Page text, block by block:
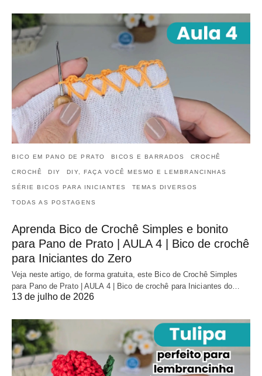
BICO EM PANO DE PRATO BICOS E BARRADOS CROCHÊ
CROCHÊ DIY DIY, FAÇA VOCÊ MESMO E LEMBRANCINHAS
SÉRIE BICOS PARA INICIANTES TEMAS DIVERSOS
TODAS AS POSTAGENS
Aprenda Bico de Crochê Simples e bonito
para Pano de Prato | AULA 4 | Bico de crochê
para Iniciantes do Zero
Veja neste artigo, de forma gratuita, este Bico de Crochê Simples
para Pano de Prato | AULA 4 | Bico de crochê para Iniciantes do…
13 de julho de 2026